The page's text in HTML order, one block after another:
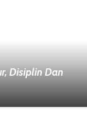
Disiplin Dan